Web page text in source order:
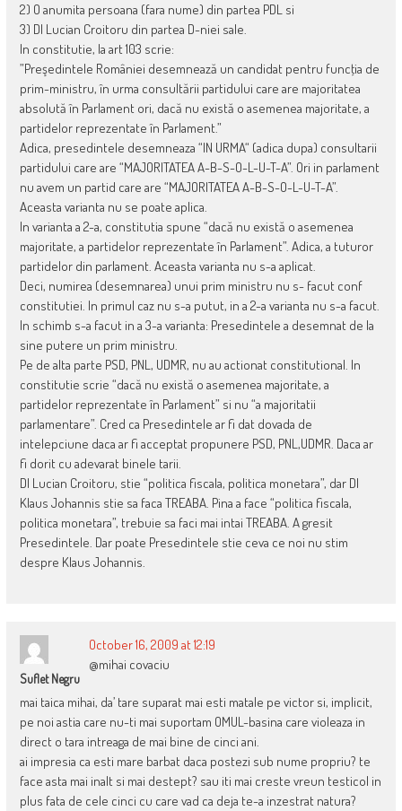
2) O anumita persoana (fara nume) din partea PDL si
3) Dl Lucian Croitoru din partea D-niei sale.
In constitutie, la art 103 scrie:
”Preşedintele României desemnează un candidat pentru funcţia de
prim-ministru, în urma consultării partidului care are majoritatea
absolută în Parlament ori, dacă nu există o asemenea majoritate, a
partidelor reprezentate în Parlament.”
Adica, presedintele desemneaza “IN URMA“ (adica dupa) consultarii
partidului care are “MAJORITATEA A-B-S-O-L-U-T-A”. Ori in parlament
nu avem un partid care are “MAJORITATEA A-B-S-O-L-U-T-A”.
Aceasta varianta nu se poate aplica.
In varianta a 2-a, constitutia spune “dacă nu există o asemenea
majoritate, a partidelor reprezentate în Parlament”. Adica, a tuturor
partidelor din parlament. Aceasta varianta nu s-a aplicat.
Deci, numirea (desemnarea) unui prim ministru nu s- facut conf
constitutiei. In primul caz nu s-a putut, in a 2-a varianta nu s-a facut.
In schimb s-a facut in a 3-a varianta: Presedintele a desemnat de la
sine putere un prim ministru.
Pe de alta parte PSD, PNL, UDMR, nu au actionat constitutional. In
constitutie scrie “dacă nu există o asemenea majoritate, a
partidelor reprezentate în Parlament” si nu “a majoritatii
parlamentare”. Cred ca Presedintele ar fi dat dovada de
intelepciune daca ar fi acceptat propunere PSD, PNL,UDMR. Daca ar
fi dorit cu adevarat binele tarii.
Dl Lucian Croitoru, stie “politica fiscala, politica monetara”, dar Dl
Klaus Johannis stie sa faca TREABA. Pina a face “politica fiscala,
politica monetara”, trebuie sa faci mai intai TREABA. A gresit
Presedintele. Dar poate Presedintele stie ceva ce noi nu stim
despre Klaus Johannis.
Suflet Negru
October 16, 2009 at 12:19
@mihai covaciu
mai taica mihai, da’ tare suparat mai esti matale pe victor si, implicit,
pe noi astia care nu-ti mai suportam OMUL-basina care violeaza in
direct o tara intreaga de mai bine de cinci ani.
ai impresia ca esti mare barbat daca postezi sub nume propriu? te
face asta mai inalt si mai destept? sau iti mai creste vreun testicol in
plus fata de cele cinci cu care vad ca deja te-a inzestrat natura?